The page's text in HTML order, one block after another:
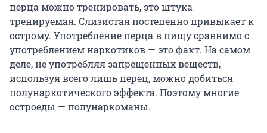
перца можно тренировать, это штука
тренируемая. Слизистая постепенно привыкает к
острому. Употребление перца в пищу сравнимо с
употреблением наркотиков — это факт. На самом
деле, не употребляя запрещенных веществ,
используя всего лишь перец, можно добиться
полунаркотического эффекта. Поэтому многие
остроеды — полунаркоманы.